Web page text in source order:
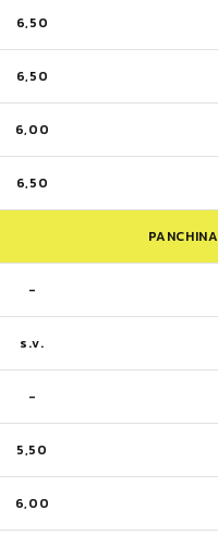
6,50
6,50
6,00
6,50
PANCHINA
-
s.v.
-
5,50
6,00